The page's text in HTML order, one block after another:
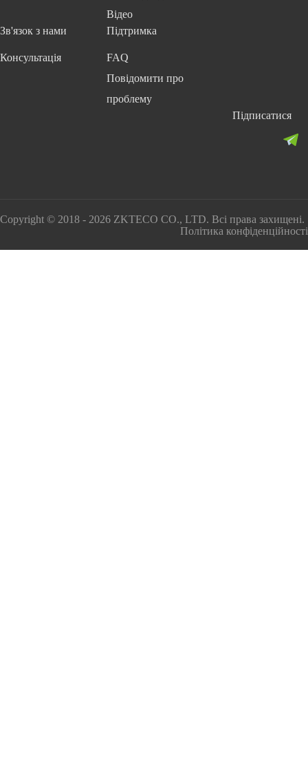
Відео
Зв'язок з нами
Консультація
Підтримка
FAQ
Повідомити про
проблему
Підписатися
Copyright © 2018 - 2026 ZKTECO CO., LTD. Всі права захищені.
Політика конфіденційності